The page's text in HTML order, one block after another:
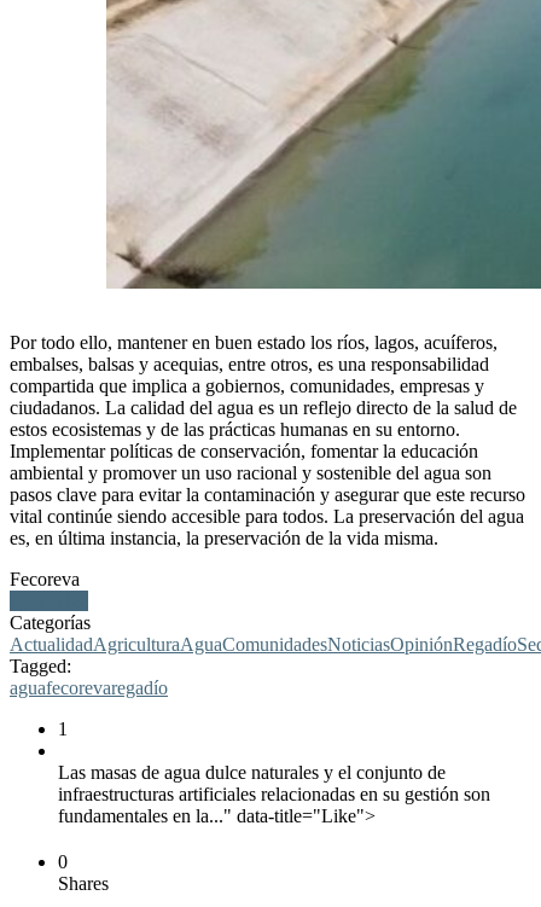
Por todo ello, mantener en buen estado los ríos, lagos, acuíferos,
embalses, balsas y acequias, entre otros, es una responsabilidad
compartida que implica a gobiernos, comunidades, empresas y
ciudadanos. La calidad del agua es un reflejo directo de la salud de
estos ecosistemas y de las prácticas humanas en su entorno.
Implementar políticas de conservación, fomentar la educación
ambiental y promover un uso racional y sostenible del agua son
pasos clave para evitar la contaminación y asegurar que este recurso
vital continúe siendo accesible para todos. La preservación del agua
es, en última instancia, la preservación de la vida misma.
Fecoreva
Categorías
ActualidadAgriculturaAguaComunidadesNoticiasOpiniónRegadío
Tagged:
aguafecorevaregadío
1
Las masas de agua dulce naturales y el conjunto de
infraestructuras artificiales relacionadas en su gestión son
fundamentales en la..." data-title="Like">
0
Shares